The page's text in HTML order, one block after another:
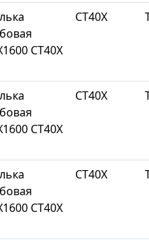
СТ40Х
СТ40Х
СТ40Х
СТ40Х
СТ40Х
СТ40Х